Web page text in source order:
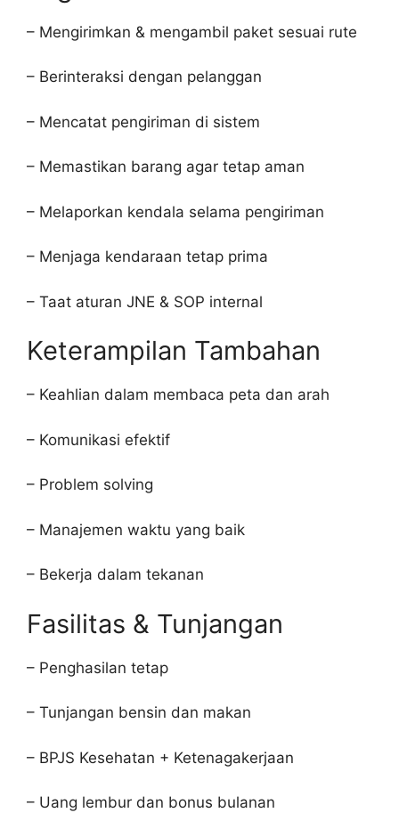
– Mengirimkan & mengambil paket sesuai rute
– Berinteraksi dengan pelanggan
– Mencatat pengiriman di sistem
– Memastikan barang agar tetap aman
– Melaporkan kendala selama pengiriman
– Menjaga kendaraan tetap prima
– Taat aturan JNE & SOP internal
Keterampilan Tambahan
– Keahlian dalam membaca peta dan arah
– Komunikasi efektif
– Problem solving
– Manajemen waktu yang baik
– Bekerja dalam tekanan
Fasilitas & Tunjangan
– Penghasilan tetap
– Tunjangan bensin dan makan
– BPJS Kesehatan + Ketenagakerjaan
– Uang lembur dan bonus bulanan